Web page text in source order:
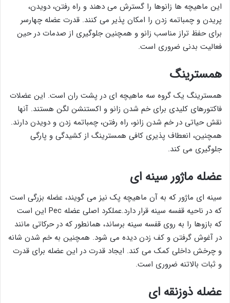
این ماهیچه ها زانوها را گسترش می دهند و راه رفتن، دویدن،
پریدن و چمباتمه زدن را امکان پذیر می کنند. قدرت عضله چهارسر
برای حفظ تراز مناسب زانو و همچنین جلوگیری از صدمات در حین
فعالیت بدنی ضروری است.
همسترینگ
همسترینگ یک گروه سه ماهیچه ای در پشت ران است. این عضلات
فاکتورهای کلیدی برای خم شدن زانو و اکستنشن لگن هستند. آنها
نقش حیاتی در خم شدن زانو، راه رفتن، چمباتمه زدن و دویدن دارند.
همچنین، انعطاف پذیری کافی همسترینگ از کشیدگی و پارگی
جلوگیری می کند.
عضله ماژور سینه ای
سینه ای ماژور که به آن ماهیچه پک نیز می گویند، عضله بزرگی است
که در ناحیه قفسه سینه قرار دارد.عملکرد اصلی عضله Pec این است
که بازوها را به روی قفسه سینه برساند، همانطور که در حرکاتی مانند
در آغوش گرفتن و کف زدن دیده می شود. همچنین به خم شدن شانه
و چرخش داخلی کمک می کند. ایجاد قدرت در این عضله برای قدرت
و ثبات بالاتنه ضروری است.
عضله ذوزنقه ای